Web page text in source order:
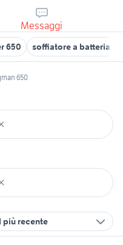
Messaggi
650 soffiatore a batteria
650
più recente